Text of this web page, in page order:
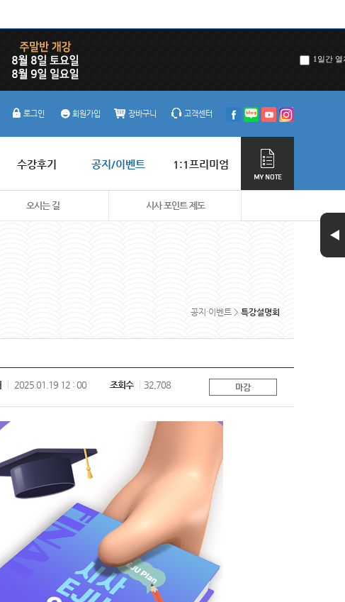
1일간 열
로그인 회원가입 장바구니 고객센터
수강후기 공지/이벤트 1:1프리미엄
오시는 길 시사 포인트 제도
공지·이벤트 > 특강설명회
2025.01.19 12 : 00 조회수 32,708 마감